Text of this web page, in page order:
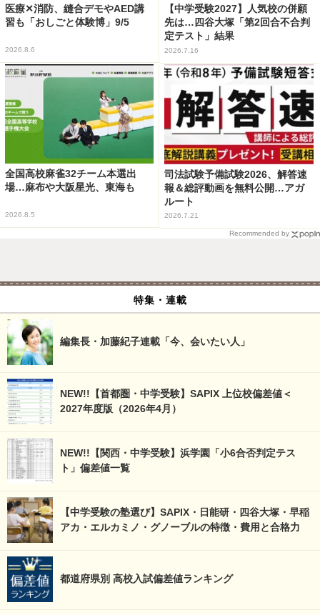
医療✕消防、縫合デモやAED講
習も「おしごと体験博」9/5
2026.8.6
【中学受験2027】人気校の併願
先は…四谷大塚「第2回合不合判
定テスト」結果
2026.7.16
全国高校麻雀32チーム本選出
場…麻布や大阪星光、東海も
2026.8.5
司法試験予備試験2026、解答速
報＆総評動画を無料公開…アガ
ルート
2026.7.21
Recommended by
特集・連載
編集長・加藤紀子連載「今、会いたい人」
NEW!!【首都圏・中学受験】SAPIX 上位校偏差値＜
2027年度版（2026年4月）
NEW!!【関西・中学受験】浜学園「小6合否判定テス
ト」偏差値一覧
【中学受験の塾選び】SAPIX・日能研・四谷大塚・早稲
アカ・エルカミノ・グノーブルの特徴・費用と合格力
都道府県別 高校入試偏差値ランキング